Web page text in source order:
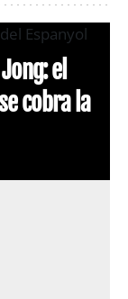
el
cobra la